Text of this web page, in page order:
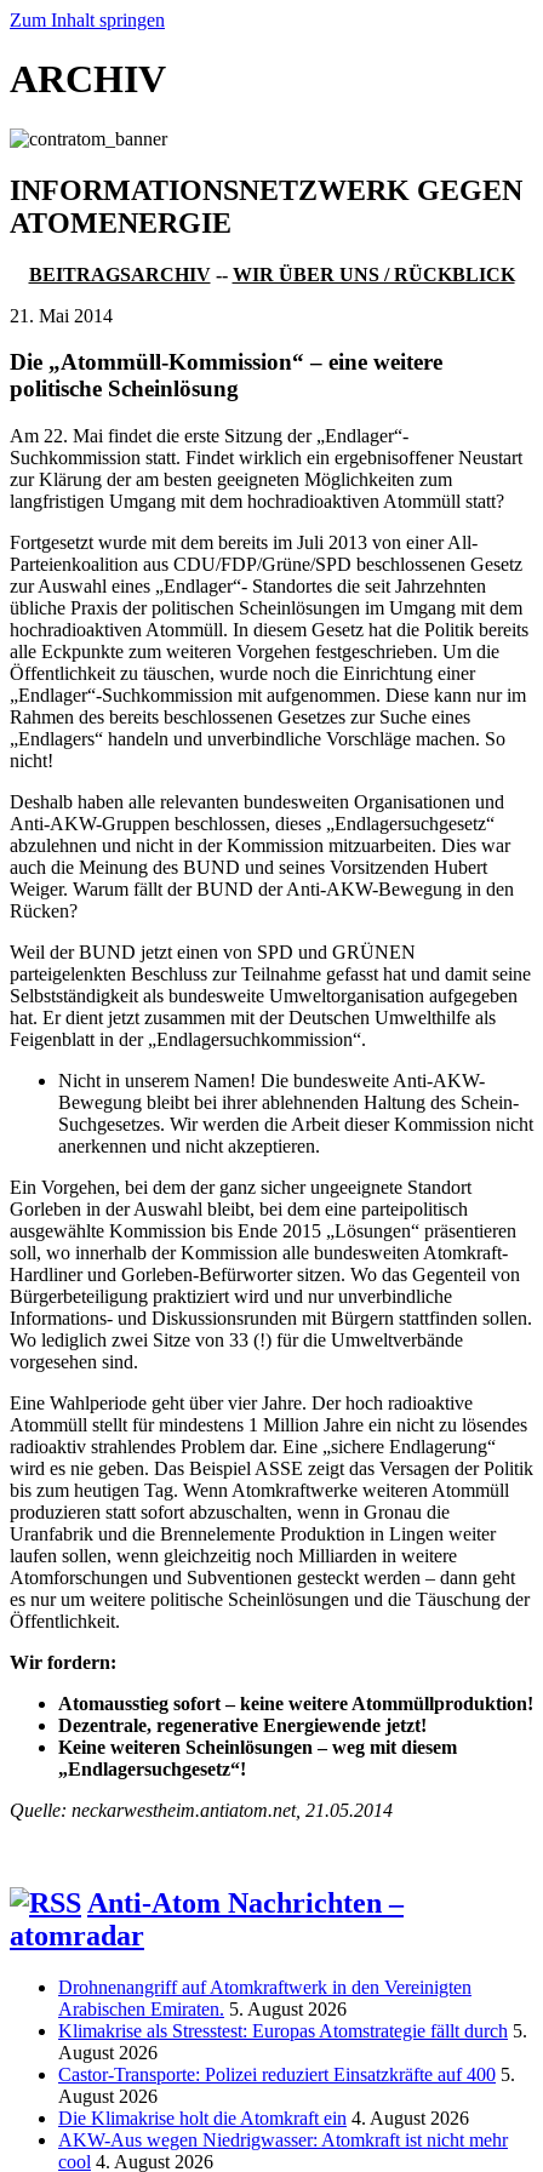
Zum Inhalt springen
ARCHIV
INFORMATIONSNETZWERK GEGEN
ATOMENERGIE
BEITRAGSARCHIV-- WIR ÜBER UNS / RÜCKBLICK
21. Mai 2014
Die „Atommüll-Kommission“ – eine weitere
politische Scheinlösung
Am 22. Mai findet die erste Sitzung der „Endlager“-
Suchkommission statt. Findet wirklich ein ergebnisoffener Neustart
zur Klärung der am besten geeigneten Möglichkeiten zum
langfristigen Umgang mit dem hochradioaktiven Atommüll statt?
Fortgesetzt wurde mit dem bereits im Juli 2013 von einer All-
Parteienkoalition aus CDU/FDP/Grüne/SPD beschlossenen Gesetz
zur Auswahl eines „Endlager“- Standortes die seit Jahrzehnten
übliche Praxis der politischen Scheinlösungen im Umgang mit dem
hochradioaktiven Atommüll. In diesem Gesetz hat die Politik bereits
alle Eckpunkte zum weiteren Vorgehen festgeschrieben. Um die
Öffentlichkeit zu täuschen, wurde noch die Einrichtung einer
„Endlager“-Suchkommission mit aufgenommen. Diese kann nur im
Rahmen des bereits beschlossenen Gesetzes zur Suche eines
„Endlagers“ handeln und unverbindliche Vorschläge machen. So
nicht!
Deshalb haben alle relevanten bundesweiten Organisationen und
Anti-AKW-Gruppen beschlossen, dieses „Endlagersuchgesetz“
abzulehnen und nicht in der Kommission mitzuarbeiten. Dies war
auch die Meinung des BUND und seines Vorsitzenden Hubert
Weiger. Warum fällt der BUND der Anti-AKW-Bewegung in den
Rücken?
Weil der BUND jetzt einen von SPD und GRÜNEN
parteigelenkten Beschluss zur Teilnahme gefasst hat und damit seine
Selbstständigkeit als bundesweite Umweltorganisation aufgegeben
hat. Er dient jetzt zusammen mit der Deutschen Umwelthilfe als
Feigenblatt in der „Endlagersuchkommission“.
Nicht in unserem Namen! Die bundesweite Anti-AKW-
Bewegung bleibt bei ihrer ablehnenden Haltung des Schein-
Suchgesetzes. Wir werden die Arbeit dieser Kommission nicht
anerkennen und nicht akzeptieren.
Ein Vorgehen, bei dem der ganz sicher ungeeignete Standort
Gorleben in der Auswahl bleibt, bei dem eine parteipolitisch
ausgewählte Kommission bis Ende 2015 „Lösungen“ präsentieren
soll, wo innerhalb der Kommission alle bundesweiten Atomkraft-
Hardliner und Gorleben-Befürworter sitzen. Wo das Gegenteil von
Bürgerbeteiligung praktiziert wird und nur unverbindliche
Informations- und Diskussionsrunden mit Bürgern stattfinden sollen.
Wo lediglich zwei Sitze von 33 (!) für die Umweltverbände
vorgesehen sind.
Eine Wahlperiode geht über vier Jahre. Der hoch radioaktive
Atommüll stellt für mindestens 1 Million Jahre ein nicht zu lösendes
radioaktiv strahlendes Problem dar. Eine „sichere Endlagerung“
wird es nie geben. Das Beispiel ASSE zeigt das Versagen der Politik
bis zum heutigen Tag. Wenn Atomkraftwerke weiteren Atommüll
produzieren statt sofort abzuschalten, wenn in Gronau die
Uranfabrik und die Brennelemente Produktion in Lingen weiter
laufen sollen, wenn gleichzeitig noch Milliarden in weitere
Atomforschungen und Subventionen gesteckt werden – dann geht
es nur um weitere politische Scheinlösungen und die Täuschung der
Öffentlichkeit.
Wir fordern:
Atomausstieg sofort – keine weitere Atommüllproduktion!
Dezentrale, regenerative Energiewende jetzt!
Keine weiteren Scheinlösungen – weg mit diesem
„Endlagersuchgesetz“!
Quelle: neckarwestheim.antiatom.net, 21.05.2014
Anti-Atom Nachrichten –
atomradar
Drohnenangriff auf Atomkraftwerk in den Vereinigten
Arabischen Emiraten. 5. August 2026
Klimakrise als Stresstest: Europas Atomstrategie fällt durch 5.
August 2026
Castor-Transporte: Polizei reduziert Einsatzkräfte auf 400 5.
August 2026
Die Klimakrise holt die Atomkraft ein 4. August 2026
AKW-Aus wegen Niedrigwasser: Atomkraft ist nicht mehr
cool 4. August 2026